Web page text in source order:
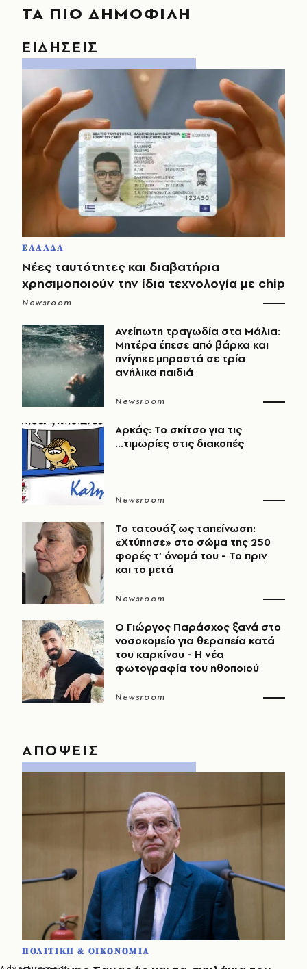
ΤΑ ΠΙΟ ΔΗΜΟΦΙΛΗ
ΕΙΔΗΣΕΙΣ
ΕΛΛΑΔΑ
Νέες ταυτότητες και διαβατήρια
χρησιμοποιούν την ίδια τεχνολογία με chip
Newsroom
Ανείπωτη τραγωδία στα Μάλια:
Μητέρα έπεσε από βάρκα και
πνίγηκε μπροστά σε τρία
ανήλικα παιδιά
Newsroom
Αρκάς: Το σκίτσο για τις
...τιμωρίες στις διακοπές
Newsroom
Το τατουάζ ως ταπείνωση:
«Χτύπησε» στο σώμα της 250
φορές τ’ όνομά του - Το πριν
και το μετά
Newsroom
O Γιώργος Παράσχος ξανά στο
νοσοκομείο για θεραπεία κατά
του καρκίνου - Η νέα
φωτογραφία του ηθοποιού
Newsroom
ΑΠΟΨΕΙΣ
ΠΟΛΙΤΙΚΗ & ΟΙΚΟΝΟΜΙΑ